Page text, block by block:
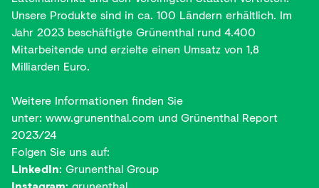
Unsere Produkte sind in ca. 100 Ländern erhältlich. Im
Jahr 2023 beschäftigte Grünenthal rund 4.400
Mitarbeitende und erzielte einen Umsatz von 1,8
Milliarden Euro.
Weitere Informationen finden Sie
unter: www.grunenthal.com und Grünenthal Report
2023/24
Folgen Sie uns auf:
LinkedIn: Grunenthal Group